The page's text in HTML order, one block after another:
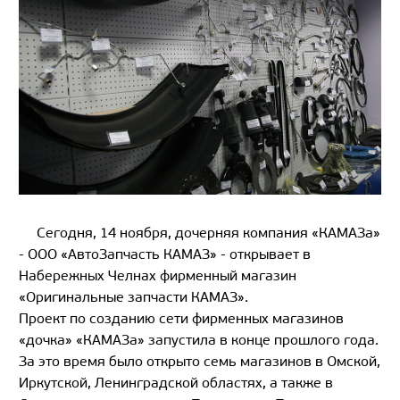
Сегодня, 14 ноября, дочерняя компания «КАМАЗа»
- ООО «АвтоЗапчасть КАМАЗ» - открывает в
Набережных Челнах фирменный магазин
«Оригинальные запчасти КАМАЗ».
Проект по созданию сети фирменных магазинов
«дочка» «КАМАЗа» запустила в конце прошлого года.
За это время было открыто семь магазинов в Омской,
Иркутской, Ленинградской областях, а также в